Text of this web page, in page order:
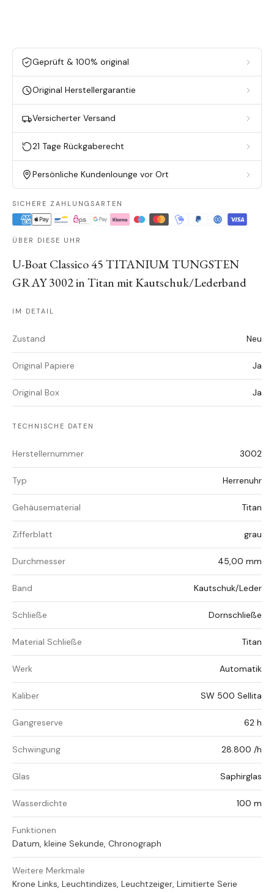
Geprüft & 100% original
Original Herstellergarantie
Versicherter Versand
21 Tage Rückgaberecht
Persönliche Kundenlounge vor Ort
SICHERE ZAHLUNGSARTEN
ÜBER DIESE UHR
U-Boat Classico 45 TITANIUM TUNGSTEN
GRAY 3002 in Titan mit Kautschuk/Lederband
IM DETAIL
Zustand Neu
Original Papiere Ja
Original Box Ja
TECHNISCHE DATEN
Herstellernummer 3002
Typ Herrenuhr
Gehäusematerial Titan
Zifferblatt grau
Durchmesser 45,00 mm
Band Kautschuk/Leder
Schließe Dornschließe
Material Schließe Titan
Werk Automatik
Kaliber SW 500 Sellita
Gangreserve 62 h
Schwingung 28.800 /h
Glas Saphirglas
Wasserdichte 100 m
Funktionen
Datum, kleine Sekunde, Chronograph
Weitere Merkmale
Krone Links, Leuchtindizes, Leuchtzeiger, Limitierte Serie